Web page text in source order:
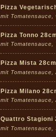
Pizza
mit
Pizza Tonno
mit Tomatensauce,
Pizza Mista 28cm
mit
Pizza Milano
mit
Quattro Stagioni
mit